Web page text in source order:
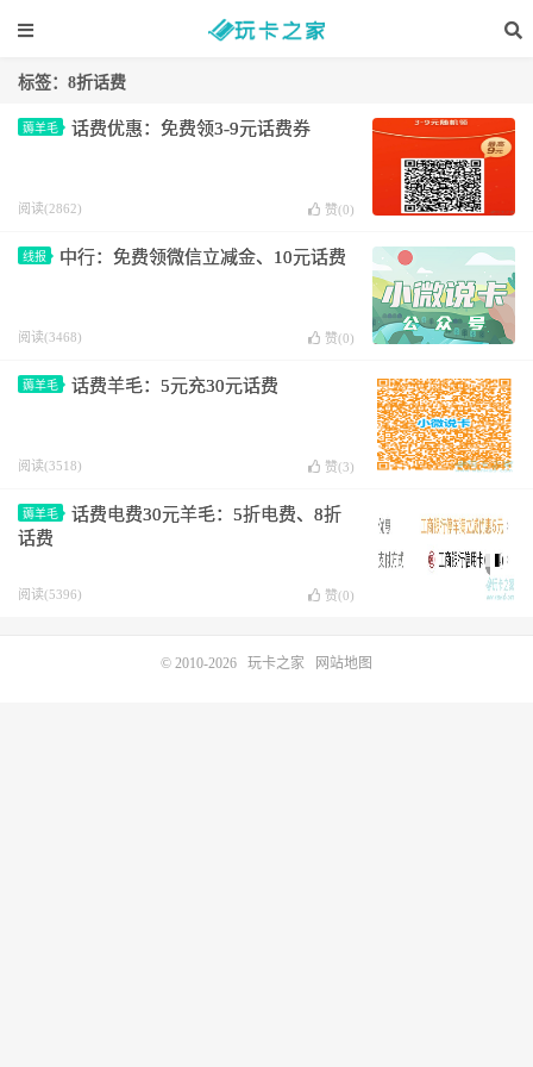
标签：8折话费
薅羊毛 话费优惠：免费领3-9元话费券
阅读(2862) 赞(0)
线报 中行：免费领微信立减金、10元话费
阅读(3468) 赞(0)
薅羊毛 话费羊毛：5元充30元话费
阅读(3518) 赞(3)
薅羊毛
话费电费30元羊毛：5折电费、8折
话费
阅读(5396) 赞(0)
© 2010-2026 玩卡之家 网站地图